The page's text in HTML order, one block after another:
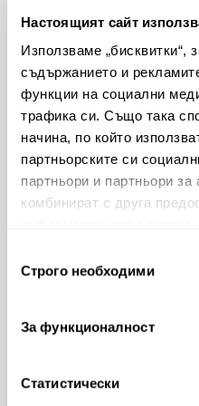
Настоящият сайт
Използваме „бисквитки“,
съдържанието и
функции на социални
трафика си. Също така
начина, по който
партньорските си
партньори и партньори
комбинират с друга
наСтрого необходими
За функционалност
Статистически
и по това направление,
Спогодбата за избягване
Ще преминем в детайли
декларират всякакъв тип
декларират всякакви
възнаграждения и като
нищо в сферата на
хване неподготвен!
Курс от
Данъчен експерт
Investclub с дългогодишен